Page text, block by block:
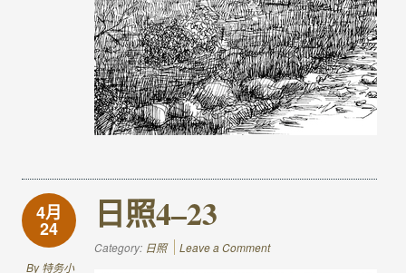
4月
24
By特务小
日照4–23
Category: 日照 Leave a Comment